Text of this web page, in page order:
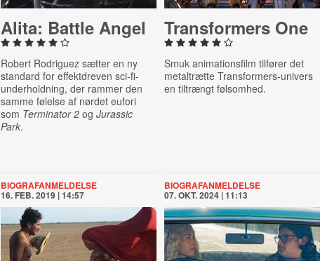
Alita: Battle Angel
Robert Rodriguez sætter en ny
standard for effektdreven sci-fi-
underholdning, der rammer den
samme følelse af nørdet eufori
som Terminator 2ogJurassic
Park.
Trans­formers One
Smuk animationsfilm tilfører det
metaltrætte Transformers-univers
en tiltrængt følsomhed.
BIOGRAFANMELDELSE
16. FEB. 2019 | 14:57
BIOGRAFANMELDELSE
07. OKT. 2024 | 11:13